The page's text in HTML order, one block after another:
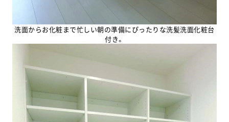
洗面からお化粧まで忙しい朝の準備にぴったりな洗髪洗面化粧台
付き。